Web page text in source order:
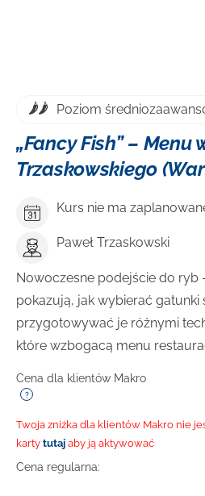
Poziom
„Fancy Fish” – Menu
Trzaskowskiego
Kurs nie ma
Paweł Trzaskowski
Nowoczesne podejście do ryb
pokazują, jak wybierać gatunki
przygotowywać je różnymi
które wzbogacą menu
Cena dla klientów Makro
Twoja zniżka dla klientów Makro nie
karty tutaj aby ją aktywować
Cena regularna: